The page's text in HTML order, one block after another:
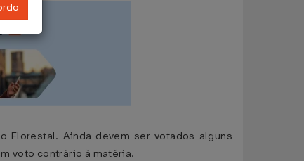
Florestal. Ainda devem ser votados alguns
voto contrário à matéria.